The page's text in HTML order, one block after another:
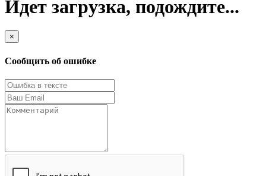
Идет загрузка, подождите...
×
Сообщить об ошибке